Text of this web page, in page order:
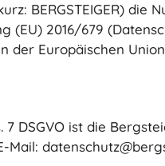
BERGSTEIGER) die
2016/679
der Europäischen
DSGVO ist die
Mail: